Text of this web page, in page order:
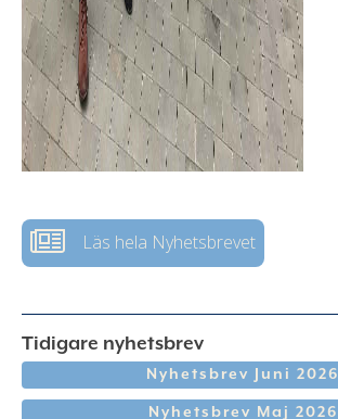
Läs hela Nyhetsbrevet
Tidigare nyhetsbrev
Nyhetsbrev Juni 2026
Nyhetsbrev Maj 2026